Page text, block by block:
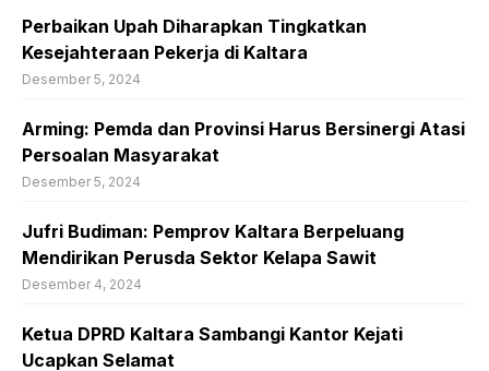
Perbaikan Upah Diharapkan Tingkatkan
Kesejahteraan Pekerja di Kaltara
Desember 5, 2024
Arming: Pemda dan Provinsi Harus Bersinergi Atasi
Persoalan Masyarakat
Desember 5, 2024
Jufri Budiman: Pemprov Kaltara Berpeluang
Mendirikan Perusda Sektor Kelapa Sawit
Desember 4, 2024
Ketua DPRD Kaltara Sambangi Kantor Kejati
Ucapkan Selamat